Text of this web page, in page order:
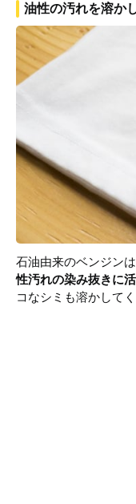
油性の汚れを溶か
石油由来のベンジンは
性汚れの染み抜きに
コなシミも溶かして